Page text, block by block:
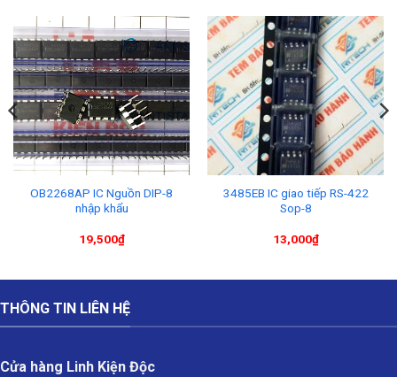
OB2268AP IC Nguồn DIP-8
nhập khẩu
19,500₫
3485EB IC giao tiếp RS-422
Sop-8
13,000₫
THÔNG TIN LIÊN HỆ
Cửa hàng Linh Kiện Độc